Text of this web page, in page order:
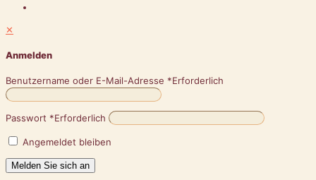
✕
Anmelden
Benutzername oder E-Mail-Adresse *Erforderlich
Passwort *Erforderlich
Angemeldet bleiben
Melden Sie sich an